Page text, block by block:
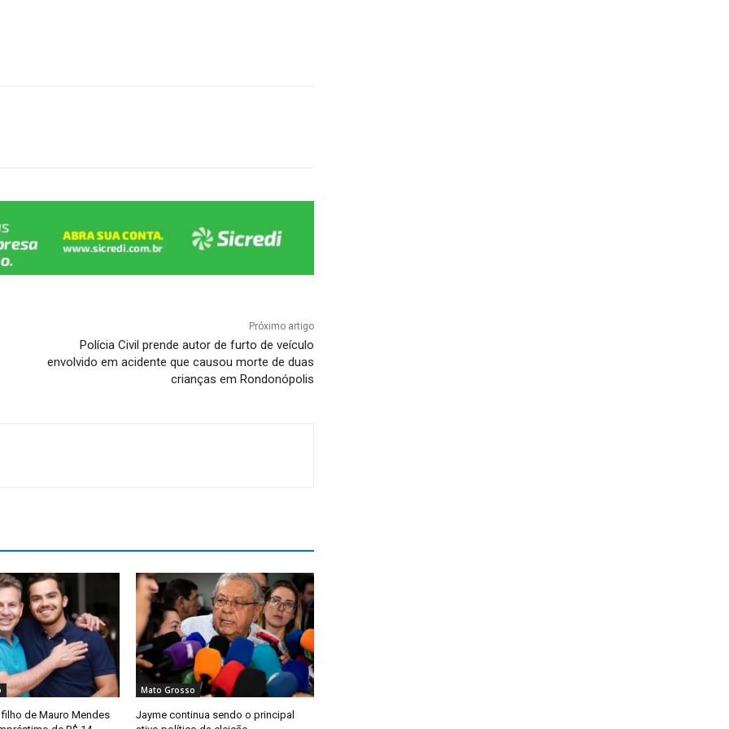
Próximo artigo
Polícia Civil prende autor de furto de veículo
envolvido em acidente que causou morte de duas
crianças em Rondonópolis
de Mauro Mendes
Mato Grosso
Jayme continua sendo o principal